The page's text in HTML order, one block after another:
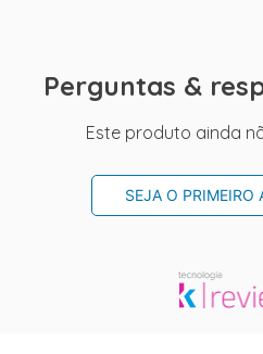
Perguntas &
Este produto ainda
SEJA O PRIMEIRO